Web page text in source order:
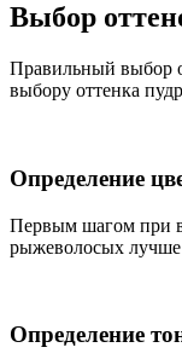
Выбор
Правильный выбор
выбору оттенка
Определение
Первым шагом при
рыжеволосых лучше
Определение